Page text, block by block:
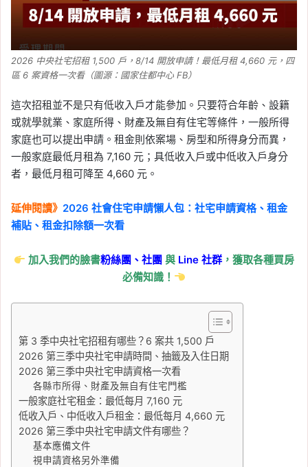
2026 中央社宅招租 1,500 戶，8/14 開放申請！最低月租 4,660 元，四
區 6 案資格一次看（圖源：國家住都中心 FB）
這次招租並不是只有低收入戶才能參加。只要符合年齡、設籍
或就學就業、家庭所得、財產及無自有住宅等條件，一般所得
家庭也可以提出申請。租金則依案場、房型和所得身分而異，
一般家庭最低月租為 7,160 元；具低收入戶或中低收入戶身分
者，最低月租可降至 4,660 元。
延伸閱讀》 2026 社會住宅申請懶人包：社宅申請資格、租金
補貼、租金扣除額一次看
加入我們的臉書粉絲團、社團與 Line社群 ，獲取各種買房
必備知識！
第 3 季中央社宅招租有哪些？6 案共 1,500 戶
2026 第三季中央社宅申請時間、抽籤及入住日期
2026 第三季中央社宅申請資格一次看
各縣市所得、財產及無自有住宅門檻
一般家庭社宅租金：最低每月 7,160 元
低收入戶、中低收入戶租金：最低每月 4,660 元
2026 第三季中央社宅申請文件有哪些？
基本應備文件
視申請資格另外準備